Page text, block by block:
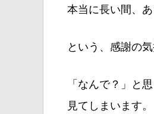
本当に長い間、
という、感謝の
「なんで？」と
見てしまいます。